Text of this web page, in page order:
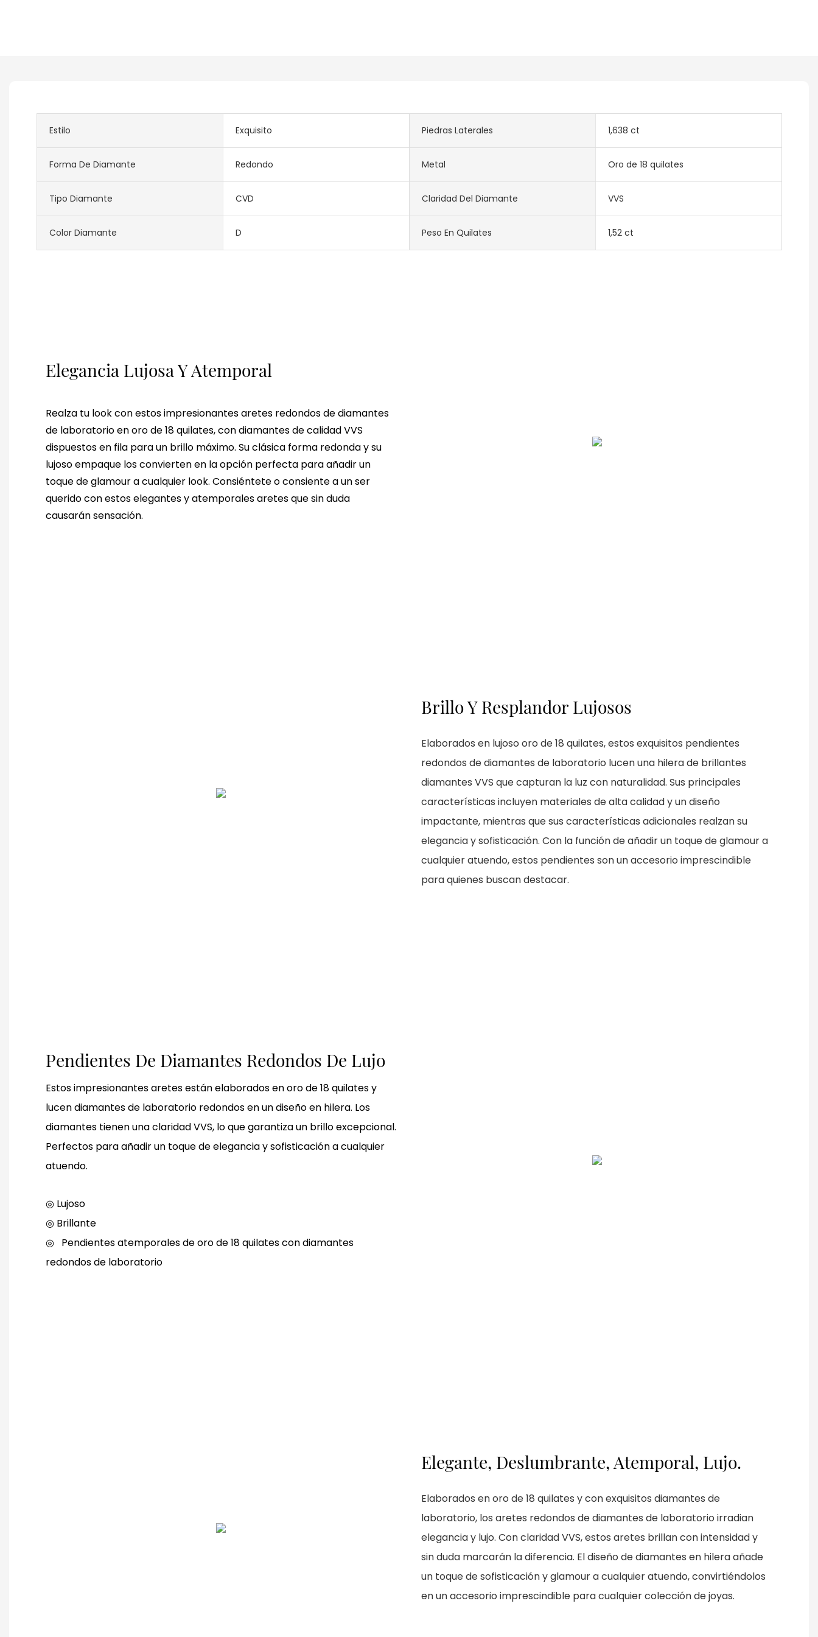
Estilo Exquisito Piedras Laterales 1,638 ct
Forma De Diamante Redondo Metal Oro de 18 quilates
Tipo Diamante CVD Claridad Del Diamante VVS
Color Diamante D Peso En Quilates 1,52 ct
Elegancia Lujosa Y Atemporal
Realza tu look con estos impresionantes aretes redondos de diamantes
de laboratorio en oro de 18 quilates, con diamantes de calidad VVS
dispuestos en fila para un brillo máximo. Su clásica forma redonda y su
lujoso empaque los convierten en la opción perfecta para añadir un
toque de glamour a cualquier look. Consiéntete o consiente a un ser
querido con estos elegantes y atemporales aretes que sin duda
causarán sensación.
Brillo Y Resplandor Lujosos
Elaborados en lujoso oro de 18 quilates, estos exquisitos pendientes
redondos de diamantes de laboratorio lucen una hilera de brillantes
diamantes VVS que capturan la luz con naturalidad. Sus principales
características incluyen materiales de alta calidad y un diseño
impactante, mientras que sus características adicionales realzan su
elegancia y sofisticación. Con la función de añadir un toque de glamour a
cualquier atuendo, estos pendientes son un accesorio imprescindible
para quienes buscan destacar.
Pendientes De Diamantes Redondos De Lujo
Estos impresionantes aretes están elaborados en oro de 18 quilates y
lucen diamantes de laboratorio redondos en un diseño en hilera. Los
diamantes tienen una claridad VVS, lo que garantiza un brillo excepcional.
Perfectos para añadir un toque de elegancia y sofisticación a cualquier
atuendo.
◎ Lujoso
◎ Brillante
◎
Pendientes atemporales de oro de 18 quilates con diamantes
redondos de laboratorio
Elegante, Deslumbrante, Atemporal, Lujo.
Elaborados en oro de 18 quilates y con exquisitos diamantes de
laboratorio, los aretes redondos de diamantes de laboratorio irradian
elegancia y lujo. Con claridad VVS, estos aretes brillan con intensidad y
sin duda marcarán la diferencia. El diseño de diamantes en hilera añade
un toque de sofisticación y glamour a cualquier atuendo, convirtiéndolos
en un accesorio imprescindible para cualquier colección de joyas.